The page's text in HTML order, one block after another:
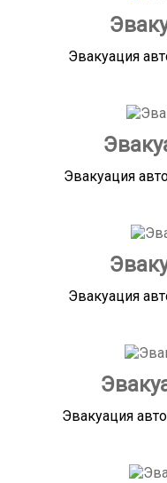
Эвакуация
Эвакуация
Эвакуация
Эвакуация